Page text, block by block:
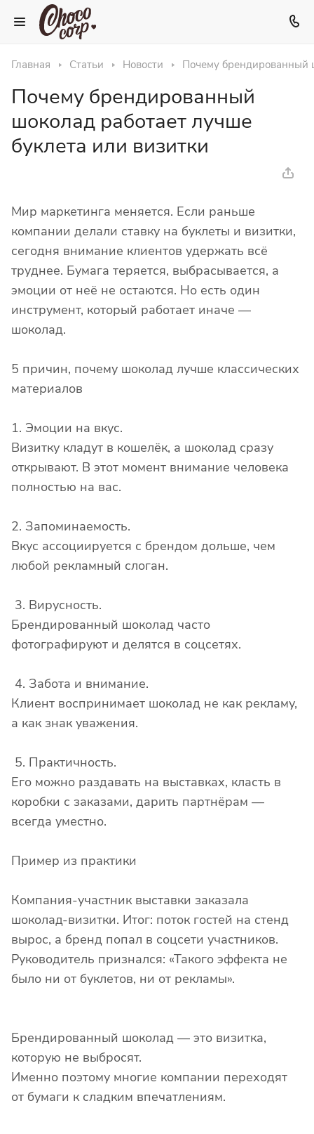
Главная Статьи Новости Почему брендированный
Почему брендированный
шоколад работает лучше
буклета или визитки
Мир маркетинга меняется. Если раньше
компании делали ставку на буклеты и визитки,
сегодня внимание клиентов удержать всё
труднее. Бумага теряется, выбрасывается, а
эмоции от неё не остаются. Но есть один
инструмент, который работает иначе —
шоколад.
5 причин, почему шоколад лучше классических
материалов
1. Эмоции на вкус.
Визитку кладут в кошелёк, а шоколад сразу
открывают. В этот момент внимание человека
полностью на вас.
2. Запоминаемость.
Вкус ассоциируется с брендом дольше, чем
любой рекламный слоган.
3. Вирусность.
Брендированный шоколад часто
фотографируют и делятся в соцсетях.
4. Забота и внимание.
Клиент воспринимает шоколад не как рекламу,
а как знак уважения.
5. Практичность.
Его можно раздавать на выставках, класть в
коробки с заказами, дарить партнёрам —
всегда уместно.
Пример из практики
Компания-участник выставки заказала
шоколад-визитки. Итог: поток гостей на стенд
вырос, а бренд попал в соцсети участников.
Руководитель признался: «Такого эффекта не
было ни от буклетов, ни от рекламы».
Брендированный шоколад — это визитка,
которую не выбросят.
Именно поэтому многие компании переходят
от бумаги к сладким впечатлениям.